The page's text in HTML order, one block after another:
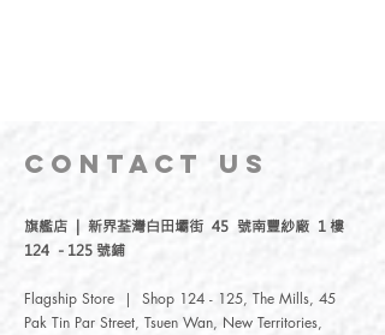
CONTACT US
旗艦店 | 新界荃灣白田壩街 45 號南豐紗廠 1 樓
124 - 125 號鋪
Flagship Store | Shop 124 - 125, The Mills, 45
Pak Tin Par Street, Tsuen Wan, New Territories,